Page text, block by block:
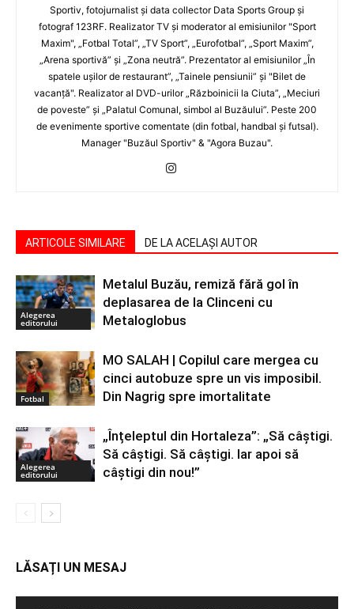
Sportiv, fotojurnalist şi data collector Data Sports Group şi
fotograf 123RF. Realizator TV şi moderator al emisiunilor "Sport
Maxim", „Fotbal Total”, „TV Sport”, „Eurofotbal”, „Sport Maxim”,
„Arena sportivă” şi „Zona neutră”. Prezentator al emisiunilor „În
spatele uşilor de restaurant”, „Tainele pensiunii” şi "Bilet de
vacanţă". Realizator al DVD-urilor „Războinicii la Ciuta”, „Meciuri
de poveste” şi „Palatul Comunal, simbol al Buzăului”. Peste 200
de evenimente sportive comentate (din fotbal, handbal şi futsal).
Manager "Buzăul Sportiv" & "Agora Buzau".
ARTICOLE SIMILARE DE LA ACELAȘI AUTOR
Alegerea
editorului
Metalul Buzău, remiză fără gol în
deplasarea de la Clinceni cu
Metaloglobus
Fotbal
MO SALAH | Copilul care mergea cu
cinci autobuze spre un vis imposibil.
Din Nagrig spre imortalitate
Alegerea
editorului
„Înțeleptul din Hortaleza”: „Să câștigi.
Să câștigi. Să câștigi. Iar apoi să
câștigi din nou!”
LĂSAȚI UN MESAJ